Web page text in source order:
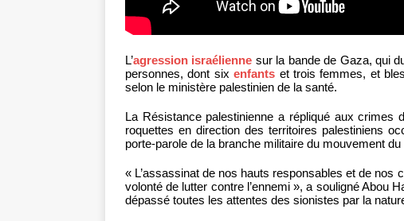
L’agression israélienne sur la bande de Gaza, qui
personnes, dont sixenfants et trois femmes, et
selon le ministère palestinien de la santé.
La Résistance palestinienne a répliqué aux crimes
roquettes en direction des territoires palestiniens
porte-parole de la branche militaire du mouvement du
« L’assassinat de nos hauts responsables et de nos
volonté de lutter contre l’ennemi », a souligné Abou
dépassé toutes les attentes des sionistes par la